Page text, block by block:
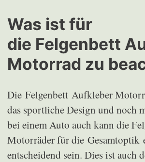
Was ist für
die Felgenbett
Motorrad zu
Die Felgenbett Aufkleber
das sportliche Design und noch
bei einem Auto auch kann die
Motorräder für die Gesamtoptik
entscheidend sein. Dies ist auch